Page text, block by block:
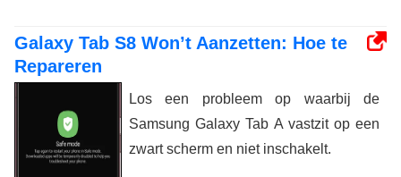
Galaxy Tab S8 Won’t Aanzetten: Hoe te
Repareren
Los een probleem op waarbij de
Samsung Galaxy Tab A vastzit op een
zwart scherm en niet inschakelt.